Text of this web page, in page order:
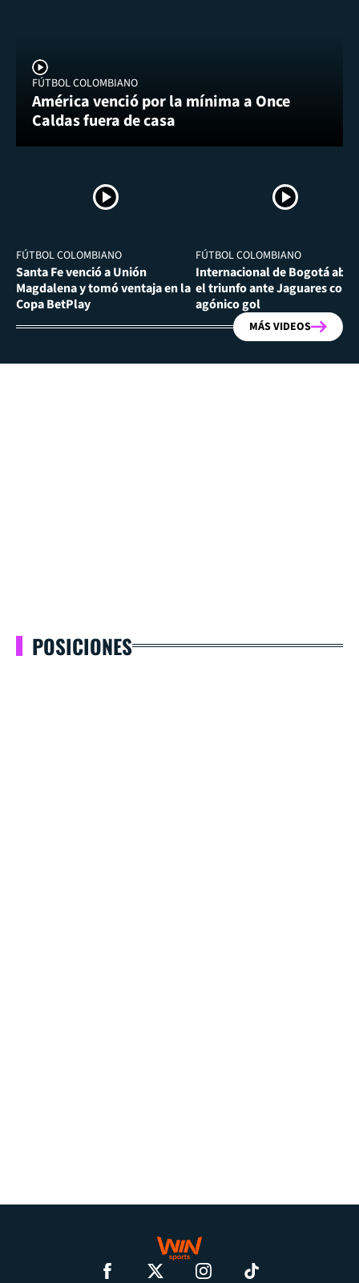
FÚTBOL COLOMBIANO
América venció por la mínima a Once
Caldas fuera de casa
FÚTBOL COLOMBIANO
Santa Fe venció a Unión
Magdalena y tomó ventaja en la
Copa BetPlay
FÚTBOL COLOMBIANO
Internacional de Bogotá
el triunfo ante Jaguares con
agónico gol
MÁS VIDEOS
POSICIONES